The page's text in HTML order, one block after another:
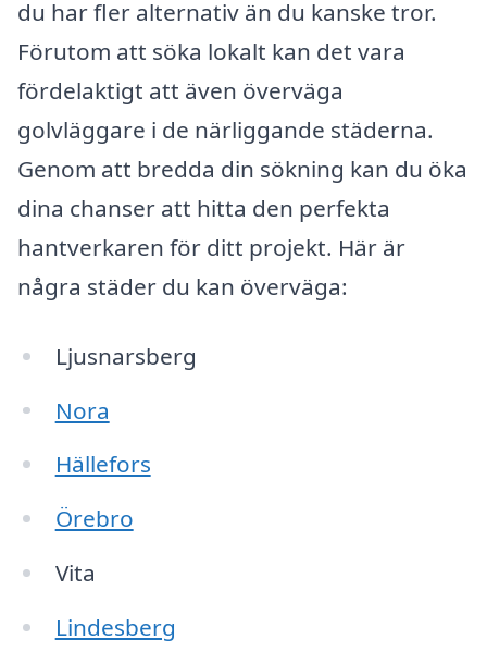
du har fler alternativ än du kanske tror.
Förutom att söka lokalt kan det vara
fördelaktigt att även överväga
golvläggare i de närliggande städerna.
Genom att bredda din sökning kan du öka
dina chanser att hitta den perfekta
hantverkaren för ditt projekt. Här är
några städer du kan överväga:
Ljusnarsberg
Nora
Hällefors
Örebro
Vita
Lindesberg